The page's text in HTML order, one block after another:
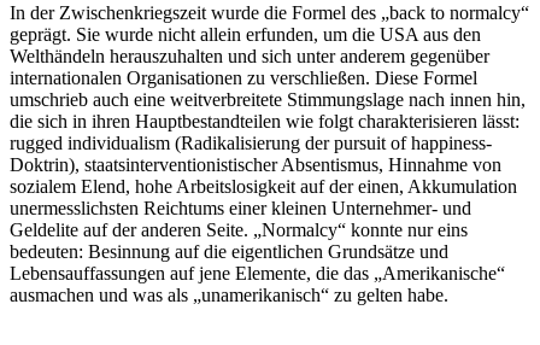
In der Zwischenkriegszeit wurde die Formel des „back to normalcy“
geprägt. Sie wurde nicht allein erfunden, um die USA aus den
Welthändeln herauszuhalten und sich unter anderem gegenüber
internationalen Organisationen zu verschließen. Diese Formel
umschrieb auch eine weitverbreitete Stimmungslage nach innen hin,
die sich in ihren Hauptbestandteilen wie folgt charakterisieren lässt:
rugged individualism (Radikalisierung der pursuit of happiness-
Doktrin), staatsinterventionistischer Absentismus, Hinnahme von
sozialem Elend, hohe Arbeitslosigkeit auf der einen, Akkumulation
unermesslichsten Reichtums einer kleinen Unternehmer- und
Geldelite auf der anderen Seite. „Normalcy“ konnte nur eins
bedeuten: Besinnung auf die eigentlichen Grundsätze und
Lebensauffassungen auf jene Elemente, die das „Amerikanische“
ausmachen und was als „unamerikanisch“ zu gelten habe.